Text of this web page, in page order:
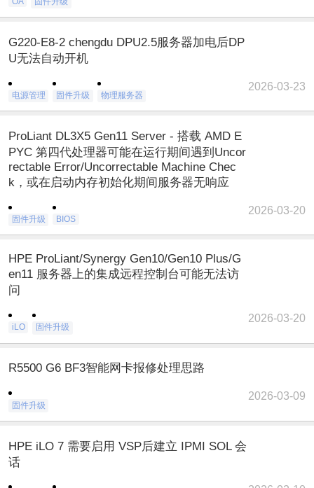
G220-E8-2 chengdu DPU2.5服务器加电后DP
U无法自动开机
电源管理 固件升级 物理服务器
2026-03-23
ProLiant DL3X5 Gen11 Server - 搭载 AMD E
PYC 第四代处理器可能在运行期间遇到Uncor
rectable Error/Uncorrectable Machine Chec
k，或在启动内存初始化期间服务器无响应
固件升级 BIOS
2026-03-20
HPE ProLiant/Synergy Gen10/Gen10 Plus/G
en11 服务器上的集成远程控制台可能无法访
问
iLO 固件升级
2026-03-20
R5500 G6 BF3智能网卡报修处理思路
固件升级
2026-03-09
HPE iLO 7 需要启用 VSP后建立 IPMI SOL 会
话